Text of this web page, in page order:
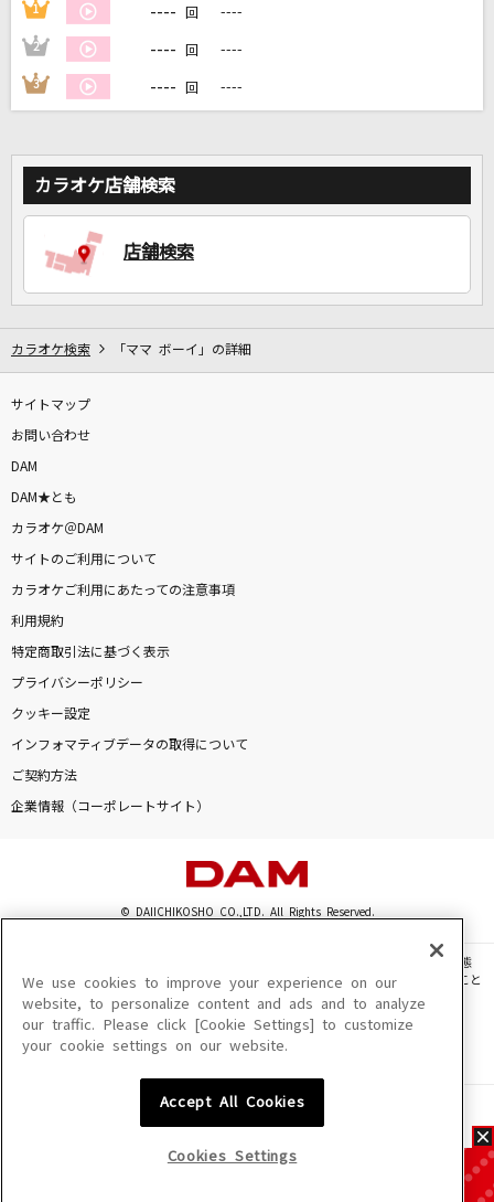
[生音]未来予想図Ⅱ
DREAMS COME TRUE
もっと見る
DAMの新曲・ランキングなど
1 ---- 回 ----
2 ---- 回 ----
3 ---- 回 ----
カラオケ店舗検索
店舗検索
カラオケ検索 「ママ ボーイ」の詳細
サイトマップ
お問い合わせ
DAM
DAM★とも
カラオケ＠DAM
サイトのご利用について
カラオケご利用にあたっての注意事項
利用規約
特定商取引法に基づく表示
プライバシーポリシー
クッキー設定
インフォマティブデータの取得について
ご契約方法
企業情報（コーポレートサイト）
© DAIICHIKOSHO CO.,LTD. All Rights Reserved.
このサイトに掲載されている一切の文章・画像・写真・動画・音声等を、手段や形態
を問わず、著作権法の定める範囲を超えて無断で複製、転載、ファイル化などすること
を禁じます。
楽曲及びコンテンツは、機種によりご利用いただけない場合があります。
楽曲及びコンテンツの配信日、配信内容が変更になる場合があります。
We use cookies to improve your experience on our
website, to personalize content and ads and to analyze
our traffic. Please click [Cookie Settings] to customize
your cookie settings on our website.
Accept All Cookies
Cookies Settings